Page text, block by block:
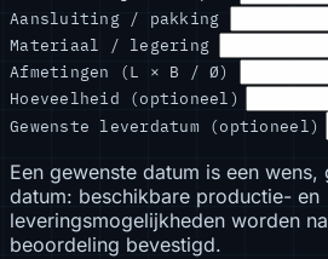
Aansluiting / pakking
Materiaal / legering
Afmetingen (L × B / Ø)
Hoeveelheid (optioneel)
Gewenste leverdatum (optioneel)
Een gewenste datum is een
datum: beschikbare productie- en
leveringsmogelijkheden worden
beoordeling bevestigd.